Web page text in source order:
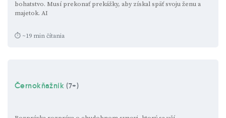
bohatstvo. Musí prekonať prekážky, aby získal späť svoju ženu a
majetok. AI
⏱ ~19 min čítania
Černokňažník(7+)